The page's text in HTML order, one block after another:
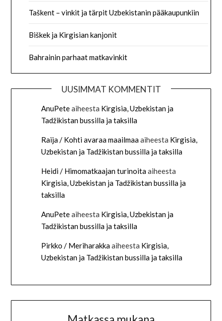
Taškent – vinkit ja tärpit Uzbekistanin pääkaupunkiin
Biškek ja Kirgisian kanjonit
Bahrainin parhaat matkavinkit
UUSIMMAT KOMMENTIT
AnuPeteaiheesta Kirgisia, Uzbekistan ja
Tadžikistan bussilla ja taksilla
Raija / Kohti avaraa maailmaaaiheesta Kirgisia,
Uzbekistan ja Tadžikistan bussilla ja taksilla
Heidi / Himomatkaajan turinoitaaiheesta
Kirgisia, Uzbekistan ja Tadžikistan bussilla ja
taksilla
AnuPeteaiheesta Kirgisia, Uzbekistan ja
Tadžikistan bussilla ja taksilla
Pirkko / Meriharakkaaiheesta Kirgisia,
Uzbekistan ja Tadžikistan bussilla ja taksilla